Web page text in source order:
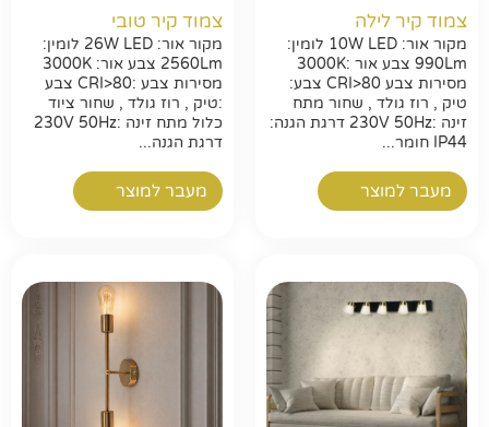
צמוד קיר לילה
מקור אור: 10W LED לומין:
990Lm צבע אור :3000K
מסירות צבע CRI>80 צבע:
טיק , רוז גולד , שחור מתח
זינה :230V 50Hz דרגת הגנה:
IP44 חומר...
מעבר למוצר
צמוד קיר טובי
מקור אור: 26W LED לומין:
2560Lm צבע אור: 3000K
מסירות צבע :CRI>80 צבע
:טיק , רוז גולד , שחור ציוד
כלול מתח זינה :230V 50Hz
דרגת הגנה...
מעבר למוצר